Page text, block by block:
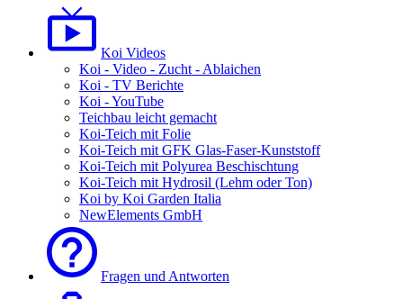
Koi Videos
Koi - Video - Zucht - Ablaichen
Koi - TV Berichte
Koi - YouTube
Teichbau leicht gemacht
Koi-Teich mit Folie
Koi-Teich mit GFK Glas-Faser-Kunststoff
Koi-Teich mit Polyurea Beschischtung
Koi-Teich mit Hydrosil (Lehm oder Ton)
Koi by Koi Garden Italia
NewElements GmbH
Fragen und Antworten